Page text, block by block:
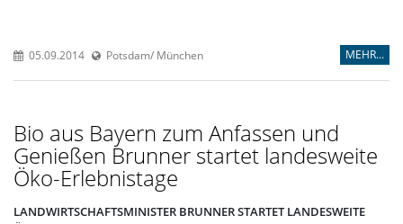
05.09.2014 Potsdam/ München MEHR...
Bio aus Bayern zum Anfassen und
Genießen Brunner startet landesweite
Öko-Erlebnistage
LANDWIRTSCHAFTSMINISTER BRUNNER STARTET LANDESWEITE